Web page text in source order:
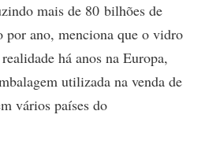
mais de 80 bilhões de
por ano, menciona que o vidro
há anos na Europa,
utilizada na venda de
vários países do